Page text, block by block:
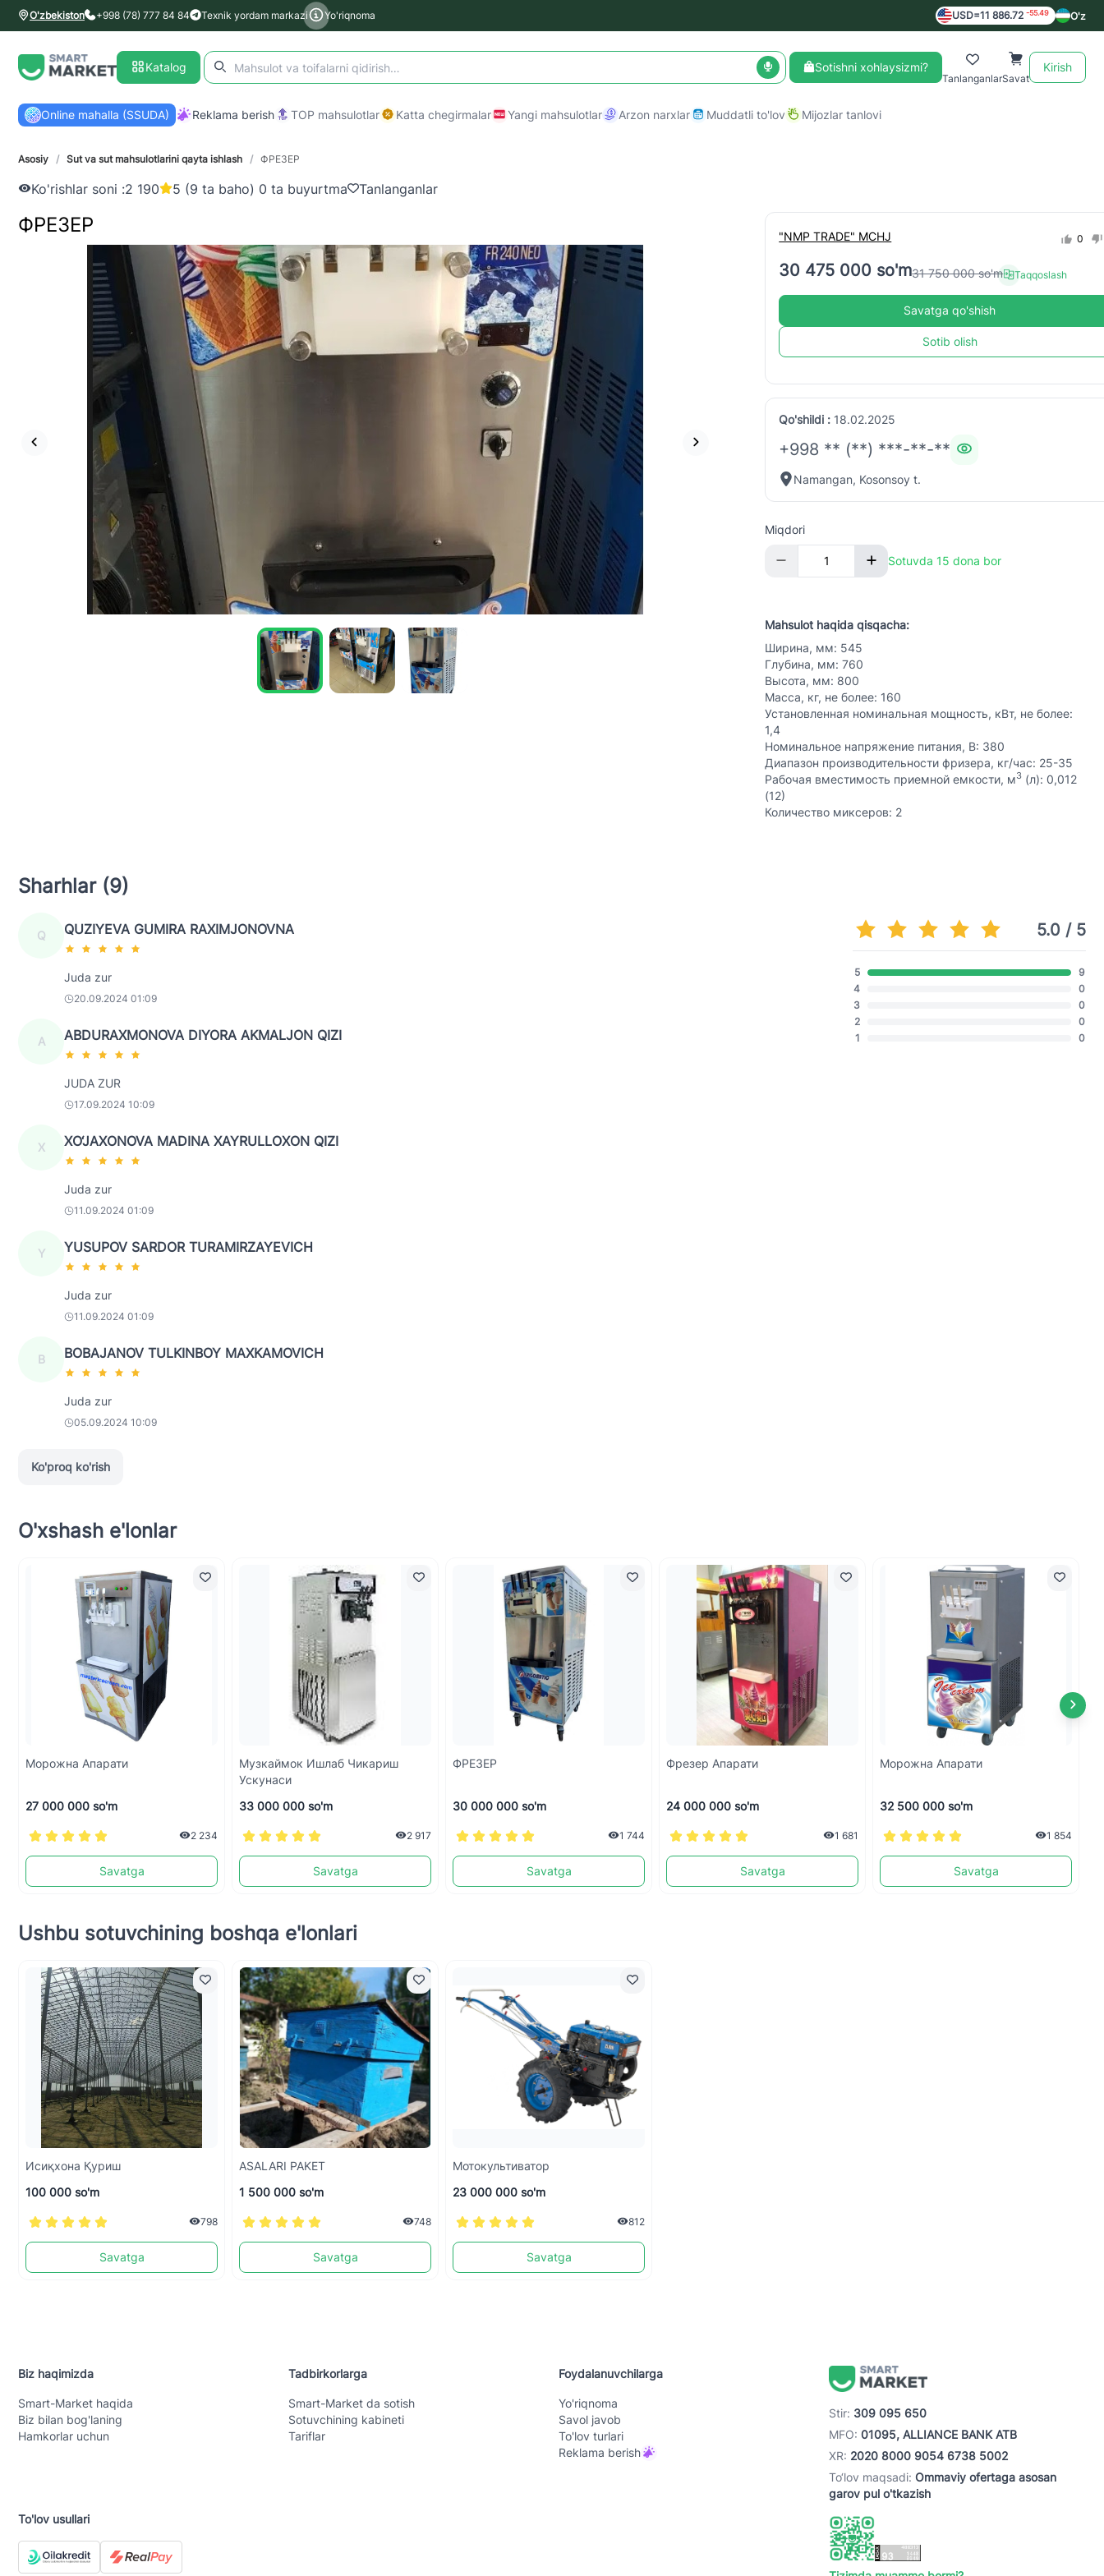
O'zbekiston +998 (78) 777 84 84 Texnik yordam markazi Yo'riqnoma USD=11 886.72 -55.49 O'z
Katalog Sotishni xohlaysizmi?
TanlanganlarSavat
Kirish
Online mahalla (SSUDA) Reklama berish TOP mahsulotlar Katta chegirmalar Yangi mahsulotlar Arzon narxlar Muddatli to'lov Mijozlar tanlovi
Asosiy / Sut va sut mahsulotlarini qayta ishlash / ФРЕЗЕР
Ko'rishlar soni :2 190 5 (9 ta baho) 0 ta buyurtma Tanlanganlar
ФРЕЗЕР "NMP TRADE" MCHJ 0
30 475 000 so'm31 750 000 so'm Taqqoslash
Savatga qo'shish
Sotib olish
Qo'shildi : 18.02.2025
+998 ** (**) ***-**-**
Namangan, Kosonsoy t.
Miqdori
Sotuvda 15 dona bor
Mahsulot haqida qisqacha:
Ширина, мм: 545
Глубина, мм: 760
Высота, мм: 800
Масса, кг, не более: 160
Установленная номинальная мощность, кВт, не более:
1,4
Номинальное напряжение питания, В: 380
Диапазон производительности фризера, кг/час: 25-35
Рабочая вместимость приемной емкости, м3 (л): 0,012
(12)
Количество миксеров: 2
Sharhlar (9)
Q QUZIYEVA GUMIRA RAXIMJONOVNA
Juda zur
20.09.2024 01:09
A ABDURAXMONOVA DIYORA AKMALJON QIZI
JUDA ZUR
17.09.2024 10:09
X XO‘JAXONOVA MADINA XAYRULLOXON QIZI
Juda zur
11.09.2024 01:09
Y YUSUPOV SARDOR TURAMIRZAYEVICH
Juda zur
11.09.2024 01:09
B BOBAJANOV TULKINBOY MAXKAMOVICH
Juda zur
05.09.2024 10:09
Ko'proq ko'rish
5.0 / 5
5
9
4
0
3
0
2
0
1
0
O'xshash e'lonlar
Морожна Апарати
27 000 000 so'm
2 234
Savatga
Музкаймок Ишлаб Чикариш
Ускунаси
33 000 000 so'm
2 917
Savatga
ФРЕЗЕР
30 000 000 so'm
1 744
Savatga
Фрезер Апарати
24 000 000 so'm
1 681
Savatga
Морожна Апарати
32 500 000 so'm
1 854
Savatga
Ushbu sotuvchining boshqa e'lonlari
Исиқхона Қуриш
100 000 so'm
798
Savatga
ASALARI PAKET
1 500 000 so'm
748
Savatga
Мотокультиватор
23 000 000 so'm
812
Savatga
Biz haqimizda
Smart-Mаrket haqida
Biz bilan bog'laning
Hamkorlar uchun
Tadbirkorlarga
Smart-Mаrket da sotish
Sotuvchining kabineti
Tariflar
Foydalanuvchilarga
Yo'riqnoma
Savol javob
To'lov turlari
Reklama berish
Stir: 309 095 650
MFO: 01095, ALLIANCE BANK ATB
XR: 2020 8000 9054 6738 5002
To‘lov maqsadi: Ommaviy ofertaga asosan
garov pul o'tkazish
To'lov usullari